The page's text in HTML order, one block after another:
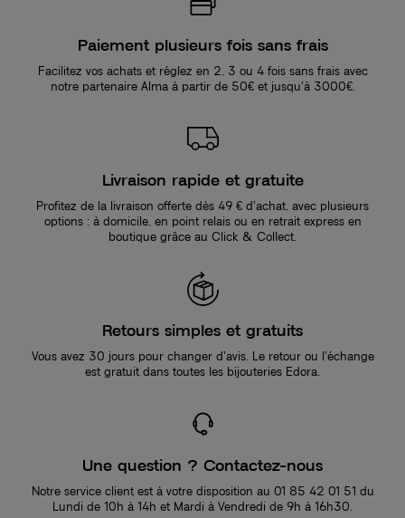
Paiement plusieurs fois sans frais
Facilitez vos achats et réglez en 2, 3 ou 4 fois sans frais avec
notre partenaire Alma à partir de 50€ et jusqu'à 3000€.
Livraison rapide et gratuite
Profitez de la livraison offerte dès 49 € d’achat, avec plusieurs
options : à domicile, en point relais ou en retrait express en
boutique grâce au Click & Collect.
Retours simples et gratuits
Vous avez 30 jours pour changer d’avis. Le retour ou l’échange
est gratuit dans toutes les bijouteries Edora.
Une question ? Contactez-nous
Notre service client est à votre disposition au 01 85 42 01 51 du
Lundi de 10h à 14h et Mardi à Vendredi de 9h à 16h30.